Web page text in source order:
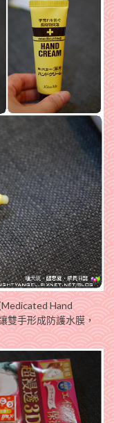
Hand
雙手形成防護水膜，